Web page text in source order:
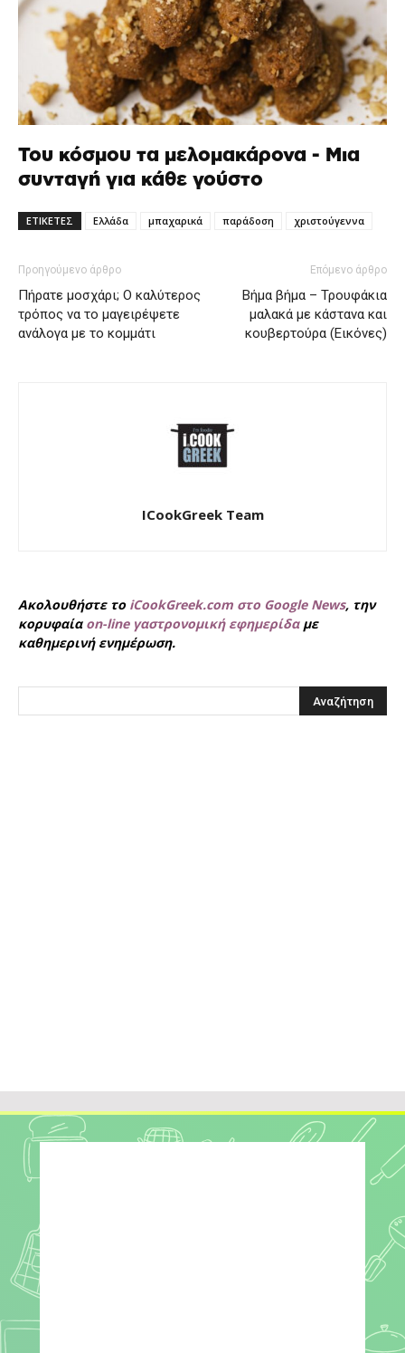
Του κόσμου τα μελομακάρονα - Μια
συνταγή για κάθε γούστο
ΕΤΙΚΕΤΕΣ Ελλάδα μπαχαρικά παράδοση χριστούγεννα
Προηγούμενο άρθρο
Πήρατε μοσχάρι; O καλύτερος
τρόπος να το μαγειρέψετε
ανάλογα με το κομμάτι
Επόμενο άρθρο
Βήμα βήμα – Τρουφάκια
μαλακά με κάστανα και
κουβερτούρα (Εικόνες)
ICookGreek Team
Ακολουθήστε το iCookGreek.com στο Google News, την
κορυφαία on-line γαστρονομική εφημερίδαμε
καθημερινή ενημέρωση.